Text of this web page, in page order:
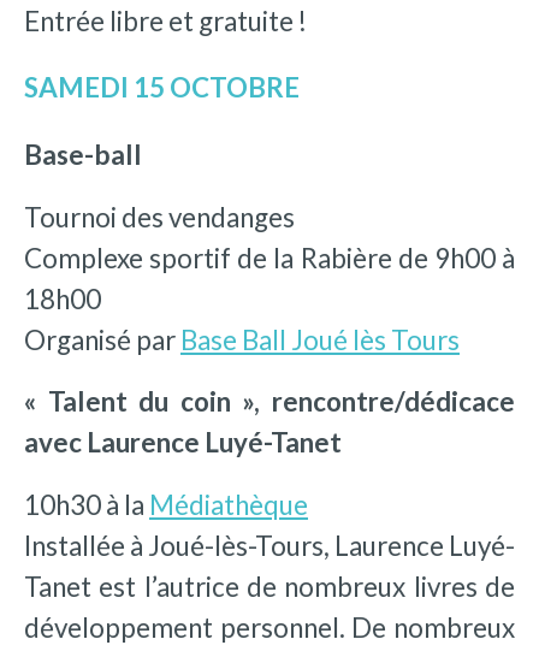
Entrée libre et gratuite !
SAMEDI 15 OCTOBRE
Base-ball
Tournoi des vendanges
Complexe sportif de la Rabière de 9h00 à
18h00
Organisé par Base Ball Joué lès Tours
« Talent du coin », rencontre/dédicace
avec Laurence Luyé-Tanet
10h30 à la Médiathèque
Installée à Joué-lès-Tours, Laurence Luyé-
Tanet est l’autrice de nombreux livres de
développement personnel. De nombreux